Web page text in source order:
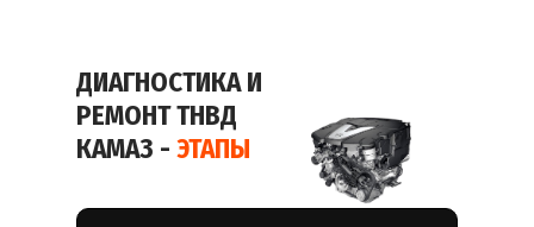
ДИАГНОСТИКА И
РЕМОНТ ТНВД
КАМАЗ - ЭТАПЫ